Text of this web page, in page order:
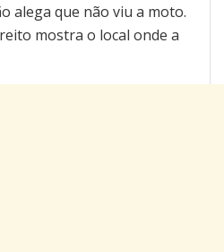
alega que não viu a moto.
mostra o local onde a